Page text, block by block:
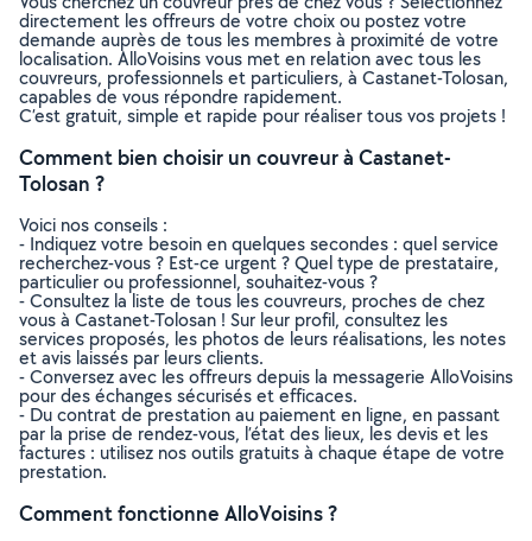
directement les offreurs de votre choix ou postez votre
demande auprès de tous les membres à proximité de votre
localisation. AlloVoisins vous met en relation avec tous les
couvreurs, professionnels et particuliers, à Castanet-Tolosan,
capables de vous répondre rapidement.
C’est gratuit, simple et rapide pour réaliser tous vos projets !
Comment bien choisir un couvreur à Castanet-
Tolosan ?
Voici nos conseils :
- Indiquez votre besoin en quelques secondes : quel service
recherchez-vous ? Est-ce urgent ? Quel type de prestataire,
particulier ou professionnel, souhaitez-vous ?
- Consultez la liste de tous les couvreurs, proches de chez
vous à Castanet-Tolosan ! Sur leur profil, consultez les
services proposés, les photos de leurs réalisations, les notes
et avis laissés par leurs clients.
- Conversez avec les offreurs depuis la messagerie AlloVoisins
pour des échanges sécurisés et efficaces.
- Du contrat de prestation au paiement en ligne, en passant
par la prise de rendez-vous, l’état des lieux, les devis et les
factures : utilisez nos outils gratuits à chaque étape de votre
prestation.
Comment fonctionne AlloVoisins ?